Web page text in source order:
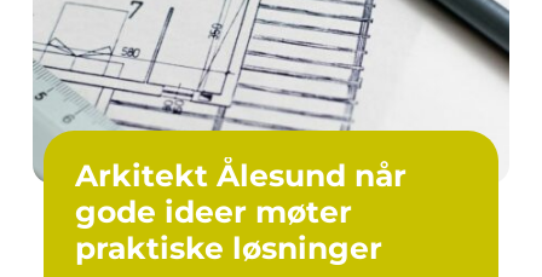
Arkitekt Ålesund når
gode ideer møter
praktiske løsninger